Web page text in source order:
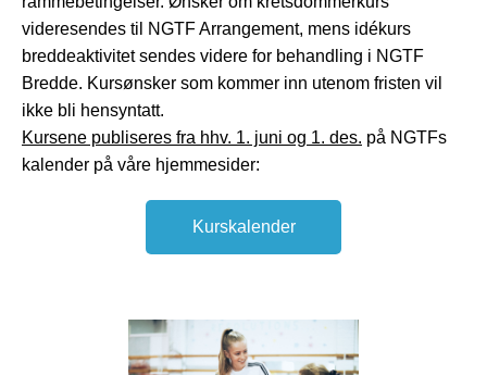
videresendes til NGTF Arrangement, mens idékurs
breddeaktivitet sendes videre for behandling i NGTF
Bredde. Kursønsker som kommer inn utenom fristen vil
ikke bli hensyntatt.
Kursene publiseres fra hhv. 1. juni og 1. des. på NGTFs
kalender på våre hjemmesider:
Kurskalender